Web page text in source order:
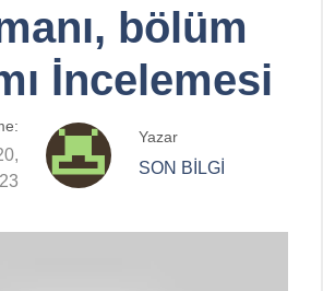
bölüm
İncelemesi
Yazar
SON BİLGİ